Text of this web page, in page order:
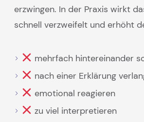
erzwingen. In der Praxis wirkt
schnell verzweifelt und erhöht
mehrfach hintereinander
nach einer Erklärung
emotional reagieren
zu viel interpretieren